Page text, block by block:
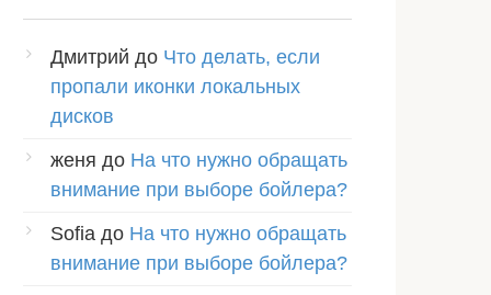
Дмитрий до Что делать, если
пропали иконки локальных
дисков
женя до На что нужно обращать
внимание при выборе бойлера?
Sofia до На что нужно обращать
внимание при выборе бойлера?